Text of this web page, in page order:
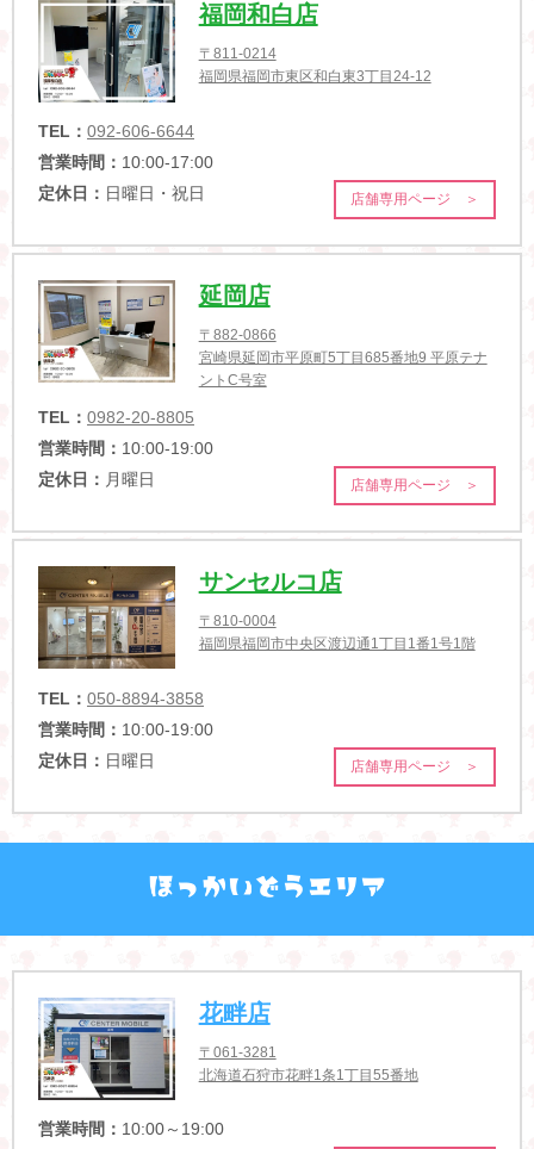
福岡和白店
〒811-0214
福岡県福岡市東区和白東3丁目24-12
TEL： 092-606-6644
営業時間： 10:00-17:00
定休日： 日曜日・祝日 店舗専用ページ ＞
延岡店
〒882-0866
宮崎県延岡市平原町5丁目685番地9 平原テナ
ントC号室
TEL： 0982-20-8805
営業時間： 10:00-19:00
定休日： 月曜日 店舗専用ページ ＞
サンセルコ店
〒810-0004
福岡県福岡市中央区渡辺通1丁目1番1号1階
TEL： 050-8894-3858
営業時間： 10:00-19:00
定休日： 日曜日 店舗専用ページ ＞
花畔店
〒061-3281
北海道石狩市花畔1条1丁目55番地
営業時間： 10:00～19:00